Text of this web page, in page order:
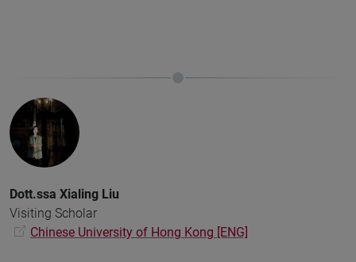
Dott.ssa Xialing Liu
Visiting Scholar
Chinese University of Hong Kong [ENG]